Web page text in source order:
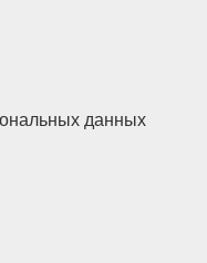
данных